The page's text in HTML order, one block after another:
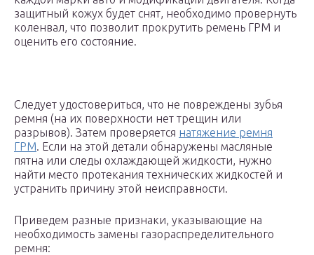
защитный кожух будет снят, необходимо провернуть
коленвал, что позволит прокрутить ремень ГРМ и
оценить его состояние.
Следует удостовериться, что не повреждены зубья
ремня (на их поверхности нет трещин или
разрывов). Затем проверяется натяжение ремня
ГРМ. Если на этой детали обнаружены масляные
пятна или следы охлаждающей жидкости, нужно
найти место протекания технических жидкостей и
устранить причину этой неисправности.
Приведем разные признаки, указывающие на
необходимость замены газораспределительного
ремня: